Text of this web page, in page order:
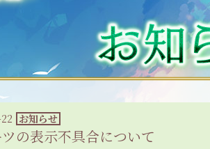
お知らせ
の表示不具合について